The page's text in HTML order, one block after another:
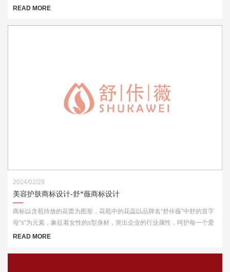
都能够被理解和接受。此外，Logo的设计还需考虑到其在各种媒介上的应
READ MORE
2024/02/29
美容护肤商标设计-舒*薇商标设计
商标以含苞待放的花蕾为图形，花苞中的花蕊以品牌名“舒佧薇”中舒的首字
母“s”为元素，象征着女性的s型身材，突出企业的行业属性，呵护每一个爱
美的你。
READ MORE